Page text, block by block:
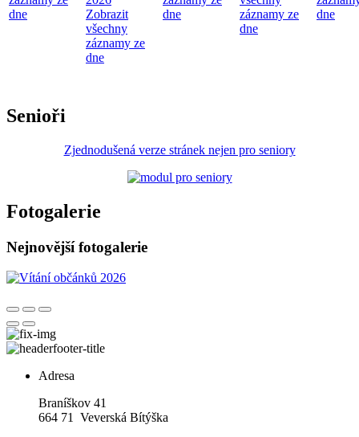
dne
Zobrazit
všechny
záznamy ze
dne
dne
záznamy ze
dne
dne
Senioři
Zjednodušená verze stránek nejen pro seniory
Fotogalerie
Nejnovější fotogalerie
Adresa
Braníškov 41
664 71 Veverská Bítýška